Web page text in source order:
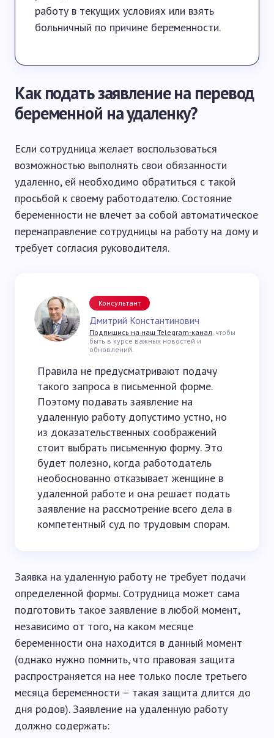
работу в текущих условиях или взять
больничный по причине беременности.
Как подать заявление на перевод
беременной на удаленку?
Если сотрудница желает воспользоваться
возможностью выполнять свои обязанности
удаленно, ей необходимо обратиться с такой
просьбой к своему работодателю. Состояние
беременности не влечет за собой автоматическое
перенаправление сотрудницы на работу на дому и
требует согласия руководителя.
Консультант
Дмитрий Константинович
Подпишись на наш Telegram-канал, чтобы
быть в курсе важных новостей и
обновлений.
Правила не предусматривают подачу
такого запроса в письменной форме.
Поэтому подавать заявление на
удаленную работу допустимо устно, но
из доказательственных соображений
стоит выбрать письменную форму. Это
будет полезно, когда работодатель
необоснованно отказывает женщине в
удаленной работе и она решает подать
заявление на рассмотрение всего дела в
компетентный суд по трудовым спорам.
Заявка на удаленную работу не требует подачи
определенной формы. Сотрудница может сама
подготовить такое заявление в любой момент,
независимо от того, на каком месяце
беременности она находится в данный момент
(однако нужно помнить, что правовая защита
распространяется на нее только после третьего
месяца беременности – такая защита длится до
дня родов). Заявление на удаленную работу
должно содержать: